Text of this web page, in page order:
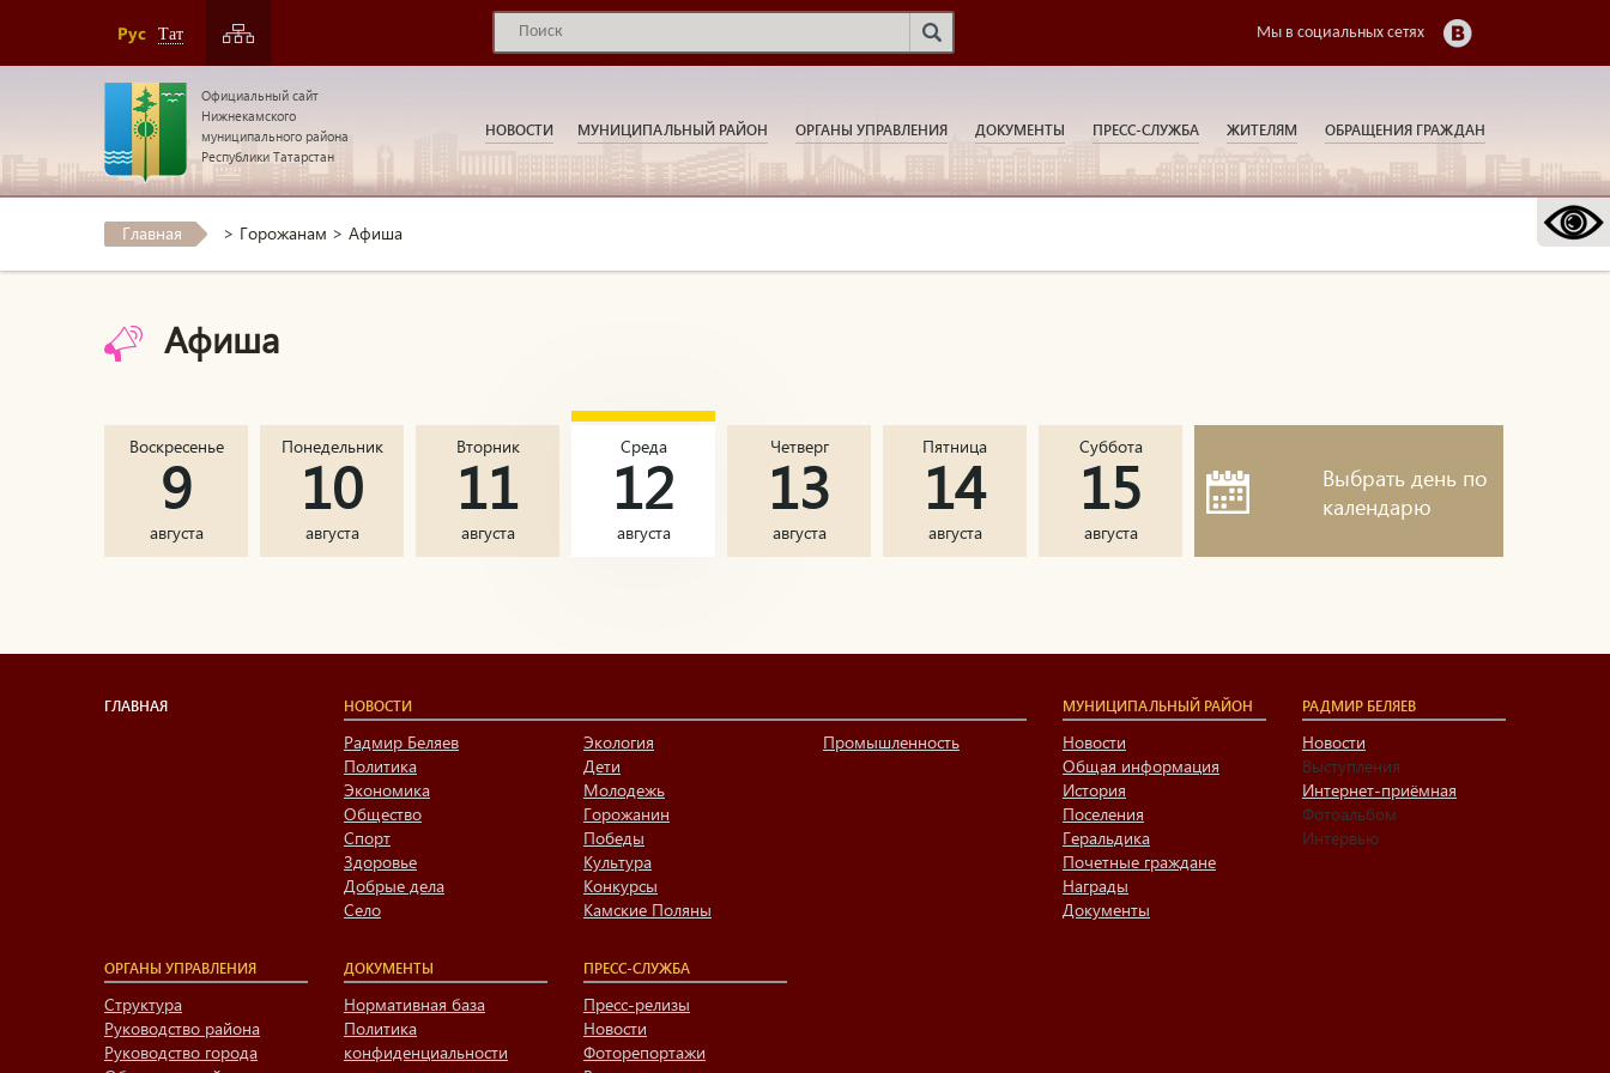
Рус Тат Мы в социальных сетях
Официальный сайт
Нижнекамского
муниципального района
Республики Татарстан
НОВОСТИ МУНИЦИПАЛЬНЫЙ РАЙОН ОРГАНЫ УПРАВЛЕНИЯ ДОКУМЕНТЫ ПРЕСС-СЛУЖБА ЖИТЕЛЯМ ОБРАЩЕНИЯ ГРАЖДАН
Главная > Горожанам > Афиша
Афиша
Воскресенье
9
августа
Понедельник
10
августа
Вторник
11
августа
Среда
12
августа
Четверг
13
августа
Пятница
14
августа
Суббота
15
августа
Выбрать день по
календарю
ГЛАВНАЯ НОВОСТИ
Радмир Беляев
Политика
Экономика
Общество
Спорт
Здоровье
Добрые дела
Село
Экология
Дети
Молодежь
Горожанин
Победы
Культура
Конкурсы
Камские Поляны
Промышленность
МУНИЦИПАЛЬНЫЙ РАЙОН
Новости
Общая информация
История
Поселения
Геральдика
Почетные граждане
Награды
Документы
РАДМИР БЕЛЯЕВ
Новости
Выступления
Интернет-приёмная
Фотоальбом
Интервью
ОРГАНЫ УПРАВЛЕНИЯ
Структура
Руководство района
Руководство города
ДОКУМЕНТЫ
Нормативная база
Политика
конфиденциальности
ПРЕСС-СЛУЖБА
Пресс-релизы
Новости
Фоторепортажи